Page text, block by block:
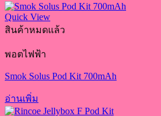
Quick View
สินค้าหมดแล้ว
พอตไฟฟ้า
Smok Solus Pod Kit 700mAh
อ่านเพิ่ม